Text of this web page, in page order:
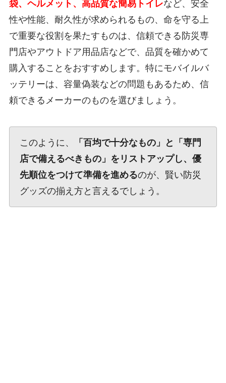
袋、ヘルメット、高品質な簡易トイレなど、安全
性や性能、耐久性が求められるもの、命を守る上
で重要な役割を果たすものは、信頼できる防災専
門店やアウトドア用品店などで、品質を確かめて
購入することをおすすめします。特にモバイルバ
ッテリーは、容量偽装などの問題もあるため、信
頼できるメーカーのものを選びましょう。
このように、
「百均で十分なもの」と「専門
店で備えるべきもの」をリストアップし、優
先順位をつけて準備を進めるのが、賢い防災
グッズの揃え方と言えるでしょう。